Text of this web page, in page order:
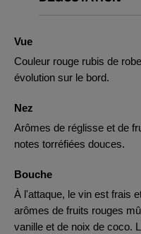
Vue
Couleur rouge rubis de
évolution sur le bord.
Nez
Arômes de réglisse et de
notes torréfiées douces.
Bouche
À l'attaque, le vin est frais
arômes de fruits rouges
vanille et de noix de coco.